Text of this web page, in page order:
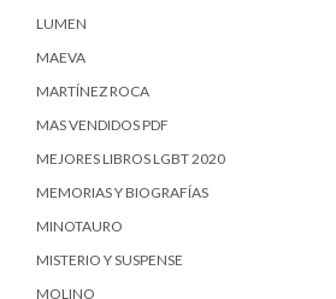
LUMEN
MAEVA
MARTÍNEZ ROCA
MAS VENDIDOS PDF
MEJORES LIBROS LGBT 2020
MEMORIAS Y BIOGRAFÍAS
MINOTAURO
MISTERIO Y SUSPENSE
MOLINO